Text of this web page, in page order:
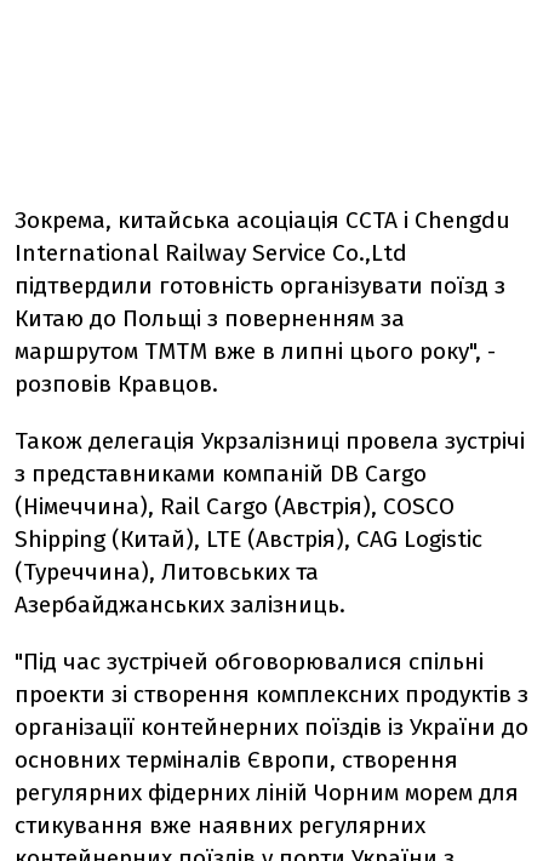
Зокрема, китайська асоціація CCTA і Chengdu
International Railway Service Co.,Ltd
підтвердили готовність організувати поїзд з
Китаю до Польщі з поверненням за
маршрутом ТМТМ вже в липні цього року", -
розповів Кравцов.
Також делегація Укрзалізниці провела зустрічі
з представниками компаній DB Cargo
(Німеччина), Rail Cargo (Австрія), COSCO
Shipping (Китай), LTE (Австрія), CAG Logistic
(Туреччина), Литовських та
Азербайджанських залізниць.
"Під час зустрічей обговорювалися спільні
проекти зі створення комплексних продуктів з
організації контейнерних поїздів із України до
основних терміналів Європи, створення
регулярних фідерних ліній Чорним морем для
стикування вже наявних регулярних